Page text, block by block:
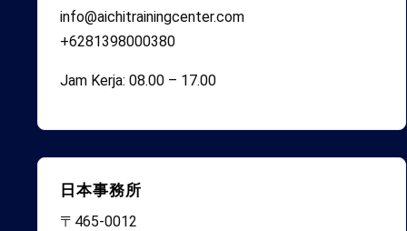
info@aichitrainingcenter.com
+6281398000380
Jam Kerja: 08.00 – 17.00
日本事務所
〒465-0012